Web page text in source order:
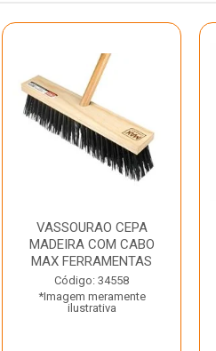
VASSOURAO CEPA
MADEIRA COM CABO
MAX FERRAMENTAS
Código: 34558
*Imagem meramente
ilustrativa